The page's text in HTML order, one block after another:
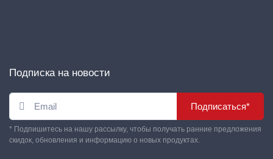
Подписка на новости
Подписаться*
* Подпишитесь на нашу рассылку, чтобы получать ранние предложения
скидок, обновления и информацию о новых продуктах.